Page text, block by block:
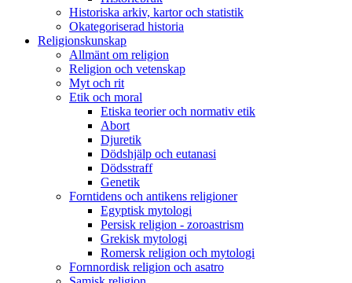
Historiska arkiv, kartor och statistik
Okategoriserad historia
Religionskunskap
Allmänt om religion
Religion och vetenskap
Myt och rit
Etik och moral
Etiska teorier och normativ etik
Abort
Djuretik
Dödshjälp och eutanasi
Dödsstraff
Genetik
Forntidens och antikens religioner
Egyptisk mytologi
Persisk religion - zoroastrism
Grekisk mytologi
Romersk religion och mytologi
Fornnordisk religion och asatro